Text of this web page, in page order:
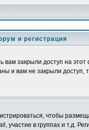
и регистрация
закрыли доступ на
и вам не закрыли
чтобы
в группах и т.д.